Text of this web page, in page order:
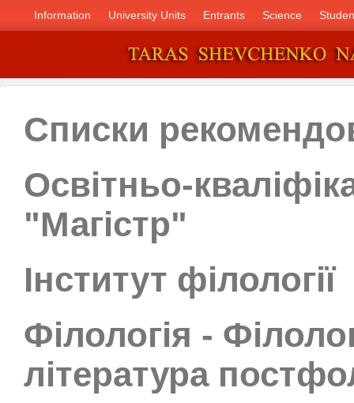
Information University Units Entrants Science
Списки
Освітньо-
"Магістр"
Інститут філології
Філологія -
література